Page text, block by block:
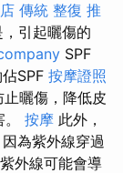
傳統 整復 推
引起曬傷的
SPF
SPF 按摩證照
曬傷，降低皮
按摩 此外，
為紫外線穿過
紫外線可能會導